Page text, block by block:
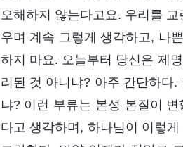
오해하지 않는다고요. 우리를
우며 계속 그렇게 생각하고, 나
하지 마요. 오늘부터 당신은 제
리된 것 아니냐? 아주 간단하다
냐? 이런 부류는 본성 본질이
다고 생각하며, 하나님이 이렇